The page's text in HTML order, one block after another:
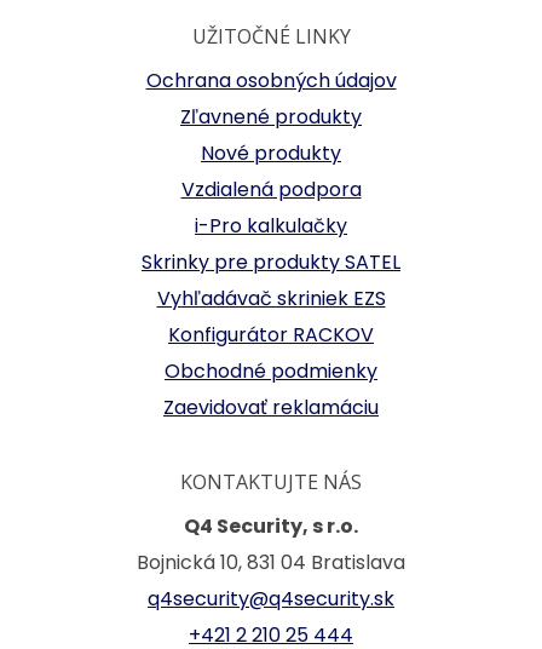
UŽITOČNÉ LINKY
Ochrana osobných údajov
Zľavnené produkty
Nové produkty
Vzdialená podpora
i-Pro kalkulačky
Skrinky pre produkty SATEL
Vyhľadávač skriniek EZS
Konfigurátor RACKOV
Obchodné podmienky
Zaevidovať reklamáciu
KONTAKTUJTE NÁS
Q4 Security, s r.o.
Bojnická 10, 831 04 Bratislava
q4security@q4security.sk
+421 2 210 25 444